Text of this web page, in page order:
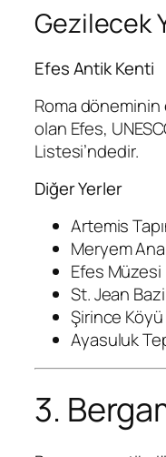
Gezilecek
Efes Antik Kenti
Roma
olan Efes,
Listesi’ndedir.
Diğer Yerler
Artemis
Meryem
Efes Müzesi
St. Jean
Şirince Köyü
Ayasuluk
3.